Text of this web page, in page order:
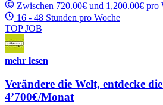
Zwischen 720.00€ und 1,200.00€ pro
16 - 48 Stunden pro Woche
TOP JOB
mehr lesen
Verändere die Welt, entdecke
4’700€/Monat